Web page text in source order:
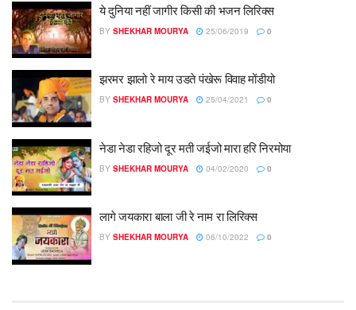
ये दुनिया नहीं जागीर किसी की भजन लिरिक्स
BY SHEKHAR MOURYA 25/06/2019 0
झरमर झालो रे माय उडते पंखेरू विवाह मोंडीयो
BY SHEKHAR MOURYA 25/04/2021 0
नेडा नेडा रहिजो दूर मती जईजो मारा हरि निरमोया
BY SHEKHAR MOURYA 04/02/2020 0
लागे जयकारा बाला जी रे नाम रा लिरिक्स
BY SHEKHAR MOURYA 06/10/2022 0